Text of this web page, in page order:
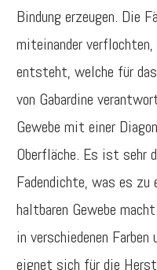
Bindung erzeugen. Die
miteinander
entsteht, welche für
von Gabardine
Gewebe mit einer
Oberfläche. Es ist sehr
Fadendichte, was es zu
haltbaren Gewebe
in verschiedenen
eignet sich für die